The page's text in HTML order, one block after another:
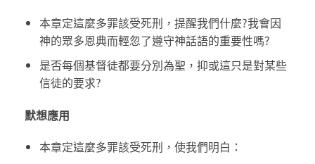
本章定這麼多罪該受死刑，提醒我們什麼?我會因
神的眾多恩典而輕忽了遵守神話語的重要性嗎?
是否每個基督徒都要分別為聖，抑或這只是對某些
信徒的要求?
默想應用
本章定這麼多罪該受死刑，使我們明白：